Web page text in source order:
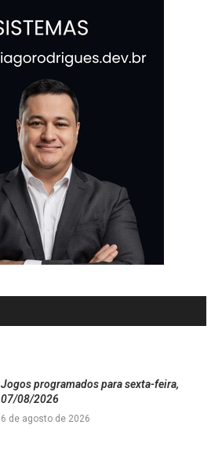
Jogos programados para sexta-feira,
07/08/2026
6 de agosto de 2026